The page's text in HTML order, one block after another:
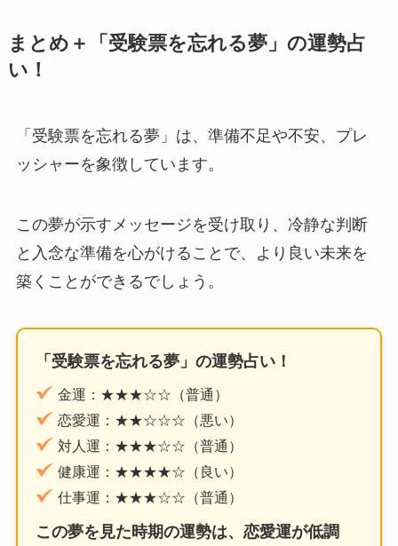
まとめ＋「受験票を忘れる夢」の運勢占
い！
「受験票を忘れる夢」は、準備不足や不安、プレ
ッシャーを象徴しています。
この夢が示すメッセージを受け取り、冷静な判断
と入念な準備を心がけることで、より良い未来を
築くことができるでしょう。
「受験票を忘れる夢」の運勢占い！
金運：★★★☆☆（普通）
恋愛運：★★☆☆☆（悪い）
対人運：★★★☆☆（普通）
健康運：★★★★☆（良い）
仕事運：★★★☆☆（普通）
この夢を見た時期の運勢は、恋愛運が低調